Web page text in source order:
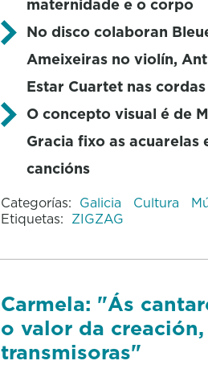
maternidade e o corpo
No disco colaboran
Ameixeiras no violín,
Estar Cuartet nas cordas
O concepto visual é de
Gracia fixo as acuarelas
cancións
Categorías: Galicia Cultura
Etiquetas: ZIGZAG
Carmela: "Ás
o valor da
transmisoras"